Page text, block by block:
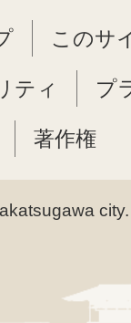
このサ
ティ プ
著作権